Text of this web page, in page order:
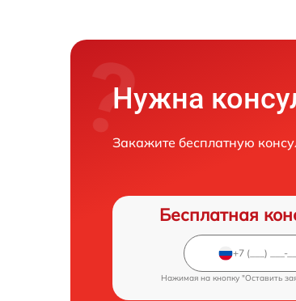
Нужна
Закажите бесплатную
Бесплатная
Нажимая на кнопку "Оставить